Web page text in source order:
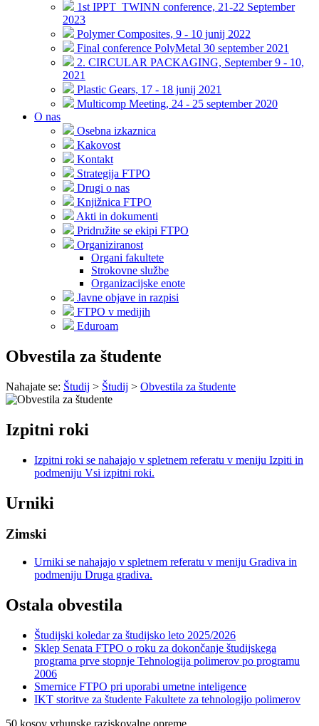
1st IPPT_TWINN conference, 21-22 September
2023
Polymer Composites, 9 - 10 junij 2022
Final conference PolyMetal 30 september 2021
2. CIRCULAR PACKAGING, September 9 - 10,
2021
Plastic Gears, 17 - 18 junij 2021
Multicomp Meeting, 24 - 25 september 2020
O nas
Osebna izkaznica
Kakovost
Kontakt
Strategija FTPO
Drugi o nas
Knjižnica FTPO
Akti in dokumenti
Pridružite se ekipi FTPO
Organiziranost
Organi fakultete
Strokovne službe
Organizacijske enote
Javne objave in razpisi
FTPO v medijih
Eduroam
Obvestila za študente
Nahajate se: Študij > Študij > Obvestila za študente
Izpitni roki
Izpitni roki se nahajajo v spletnem referatu v meniju Izpiti in
podmeniju Vsi izpitni roki.
Urniki
Zimski
Urniki se nahajajo v spletnem referatu v meniju Gradiva in
podmeniju Druga gradiva.
Ostala obvestila
Študijski koledar za študijsko leto 2025/2026
Sklep Senata FTPO o roku za dokončanje študijskega
programa prve stopnje Tehnologija polimerov po programu
2006
Smernice FTPO pri uporabi umetne inteligence
IKT storitve za študente Fakultete za tehnologijo polimerov
50 kosov vrhunske raziskovalne opreme